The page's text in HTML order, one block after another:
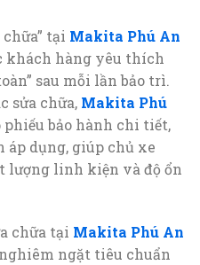
tại Makita Phú An
khách hàng yêu thích
sau mỗi lần bảo trì.
sửa chữa, Makita Phú
phiếu bảo hành chi tiết,
dụng, giúp chủ xe
lượng linh kiện và độ ổn
chữa tại Makita Phú An
ngặt tiêu chuẩn